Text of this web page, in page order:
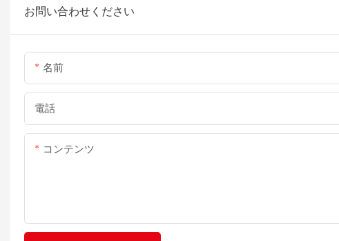
お問い合わせください
名前
電話
コンテンツ